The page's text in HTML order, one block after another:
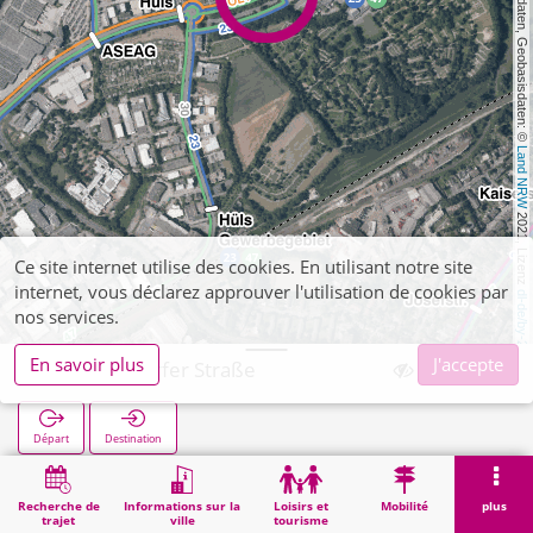
, Kartendaten, Geobasisdaten: ©
Land NRW
2021, Lizenz
dl-de/by-2-0
Recherche de
trajet
Informations sur la
ville
Loisirs et
tourisme
Mobilité plus
Wilmersdorfer Straße
Départ Destination
Démarrage Wilmersdorfer Straße
Ce site internet utilise des cookies. En utilisant notre site
internet, vous déclarez approuver l'utilisation de cookies par
nos services.
En savoir plus
J'accepte